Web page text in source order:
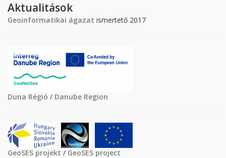
Aktualitások
Geoinformatikai ágazat ismertető 2017
Duna Régió / Danube Region
GeoSES projekt / GeoSES project